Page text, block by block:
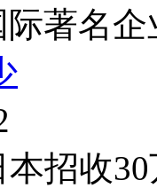
著名
本招收